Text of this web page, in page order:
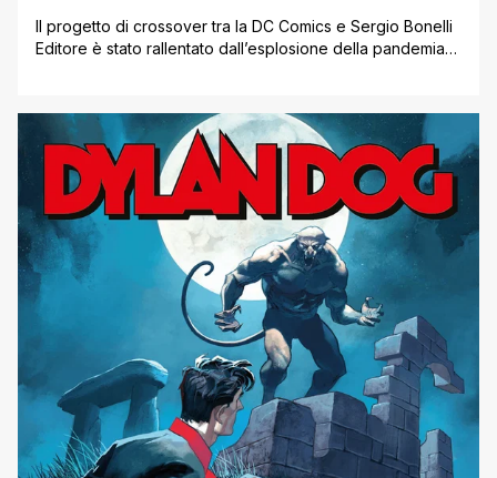
Il progetto di crossover tra la DC Comics e Sergio Bonelli
Editore è stato rallentato dall’esplosione della pandemia
L'ombra del pipistrello, dopo il numero zero uscito ben
quattro anni fa. Per celebrare l’incontro tra il Cavaliere
Oscure e l’Indagatore [']